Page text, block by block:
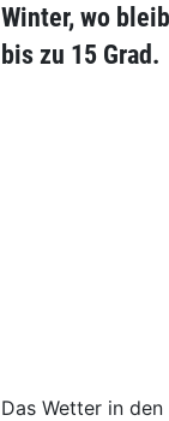
Winter, wo
bis zu 15 Grad.
Das Wetter in